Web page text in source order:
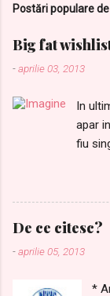
n
r
Postări populare
Big fat
-aprilie 03, 2013
In
apar
fiu
ca
strica
De ce citesc?
-aprilie 05, 2013
*